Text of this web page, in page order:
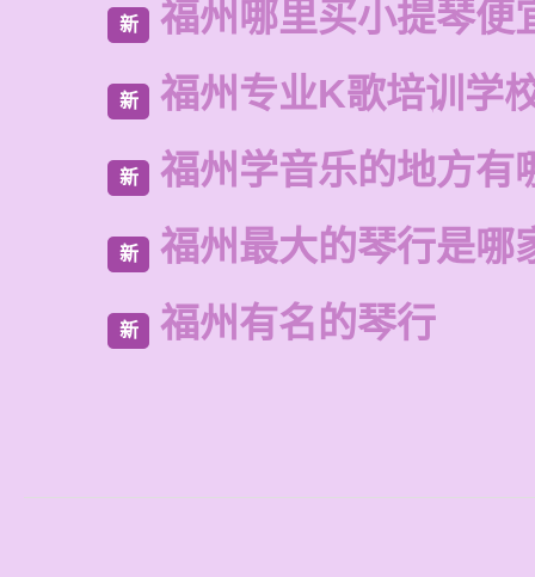
新 福州哪里买小提琴便
新 福州专业K歌培训学
新 福州学音乐的地方有
新 福州最大的琴行是哪
新 福州有名的琴行